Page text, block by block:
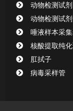
动物检测试剂
动物检测试
唾液样本采
核酸提取纯
肛拭子
病毒采样管